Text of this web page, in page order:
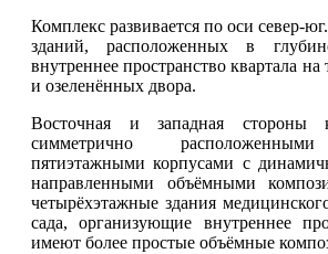
Комплекс развивается по оси север-
зданий, расположенных в
внутреннее пространство квартала
и озеленённых двора.
Восточная и западная стороны
симметрично
пятиэтажными корпусами с
направленными объёмными
четырёхэтажные здания
сада, организующие внутреннее
имеют более простые объёмные